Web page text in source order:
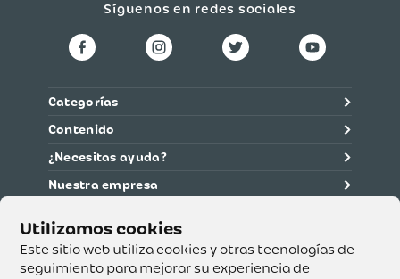
Este sitio web utiliza cookies y otras tecnologías de
seguimiento para mejorar su experiencia de
Síguenos en redes sociales
Categorías
Contenido
¿Necesitas ayuda?
Nuestra empresa